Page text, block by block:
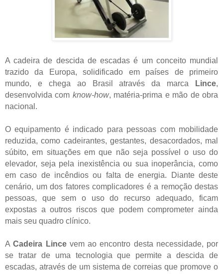
A cadeira de descida de escadas é um conceito mundial
trazido da Europa, solidificado em países de primeiro
mundo, e chega ao Brasil através da marca
Lince,
desenvolvida com know-how, matéria-prima e mão de obra
nacional.
O equipamento é indicado para pessoas com mobilidade
reduzida, como cadeirantes, gestantes, desacordados, mal
súbito, em situações em que não seja possível o uso do
elevador, seja pela inexistência ou sua inoperância, como
em caso de incêndios ou falta de energia. Diante deste
cenário, um dos fatores complicadores é a remoção destas
pessoas, que sem o uso do recurso adequado, ficam
expostas a outros riscos que podem comprometer ainda
mais seu quadro clínico.
ACadeira Lince vem ao encontro desta necessidade, por
se tratar de uma tecnologia que permite a descida de
escadas, através de um sistema de correias que promove o